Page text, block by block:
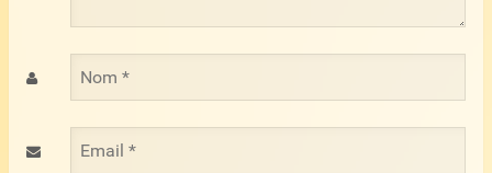
Nom
Email